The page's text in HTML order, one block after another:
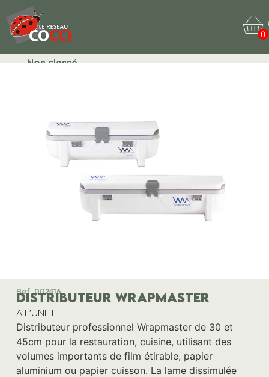
0
Non classé
Ref. 002416
DISTRIBUTEUR WRAPMASTER
A L'UNITE
Distributeur professionnel Wrapmaster de 30 et
45cm pour la restauration, cuisine, utilisant des
volumes importants de film étirable, papier
aluminium ou papier cuisson. La lame dissimulée